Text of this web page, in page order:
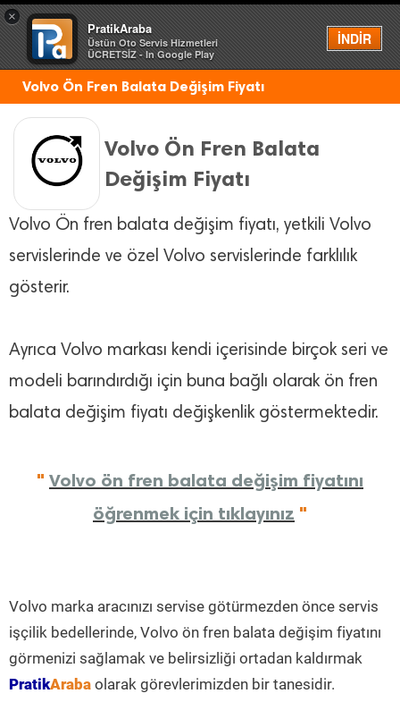
×
PratikAraba
Üstün Oto Servis Hizmetleri
ÜCRETSİZ - In Google Play
İNDİR
Menü
Volvo Ön Fren Balata Değişim Fiyatı
Volvo Ön Fren Balata
Değişim Fiyatı
Volvo Ön fren balata değişim fiyatı, yetkili Volvo
servislerinde ve özel Volvo servislerinde farklılık
gösterir.
Ayrıca Volvo markası kendi içerisinde birçok seri ve
modeli barındırdığı için buna bağlı olarak ön fren
balata değişim fiyatı değişkenlik göstermektedir.
" Volvo ön fren balata değişim fiyatını
öğrenmek için tıklayınız "
Volvo marka aracınızı servise götürmezden önce servis
işçilik bedellerinde, Volvo ön fren balata değişim fiyatını
görmenizi sağlamak ve belirsizliği ortadan kaldırmak
PratikAraba olarak görevlerimizden bir tanesidir.